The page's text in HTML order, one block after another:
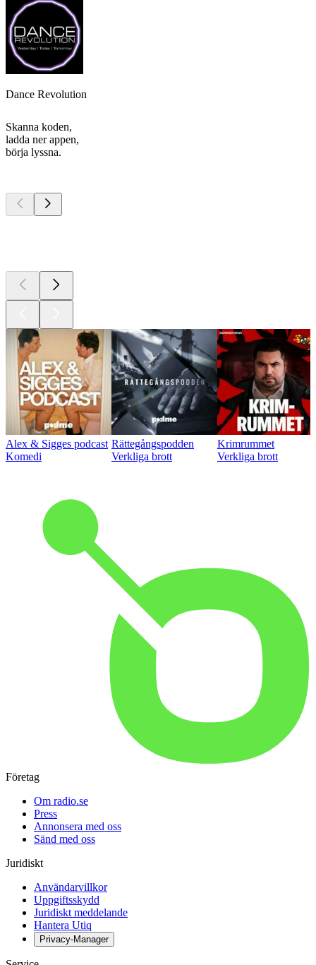
Dance Revolution
Skanna koden,
ladda ner appen,
börja lyssna.
Alex & Sigges podcast
Komedi
Rättegångspodden
Verkliga brott
Krimrummet
Verkliga brott
Företag
Om radio.se
Press
Annonsera med oss
Sänd med oss
Juridiskt
Användarvillkor
Uppgiftsskydd
Juridiskt meddelande
Hantera Utiq
Privacy-Manager